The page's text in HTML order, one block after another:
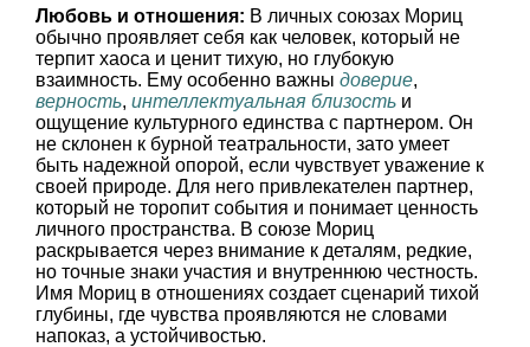
Любовь и отношения: В личных союзах Мориц
обычно проявляет себя как человек, который не
терпит хаоса и ценит тихую, но глубокую
взаимность. Ему особенно важны доверие,
верность, интеллектуальная близость и
ощущение культурного единства с партнером. Он
не склонен к бурной театральности, зато умеет
быть надежной опорой, если чувствует уважение к
своей природе. Для него привлекателен партнер,
который не торопит события и понимает ценность
личного пространства. В союзе Мориц
раскрывается через внимание к деталям, редкие,
но точные знаки участия и внутреннюю честность.
Имя Мориц в отношениях создает сценарий тихой
глубины, где чувства проявляются не словами
напоказ, а устойчивостью.